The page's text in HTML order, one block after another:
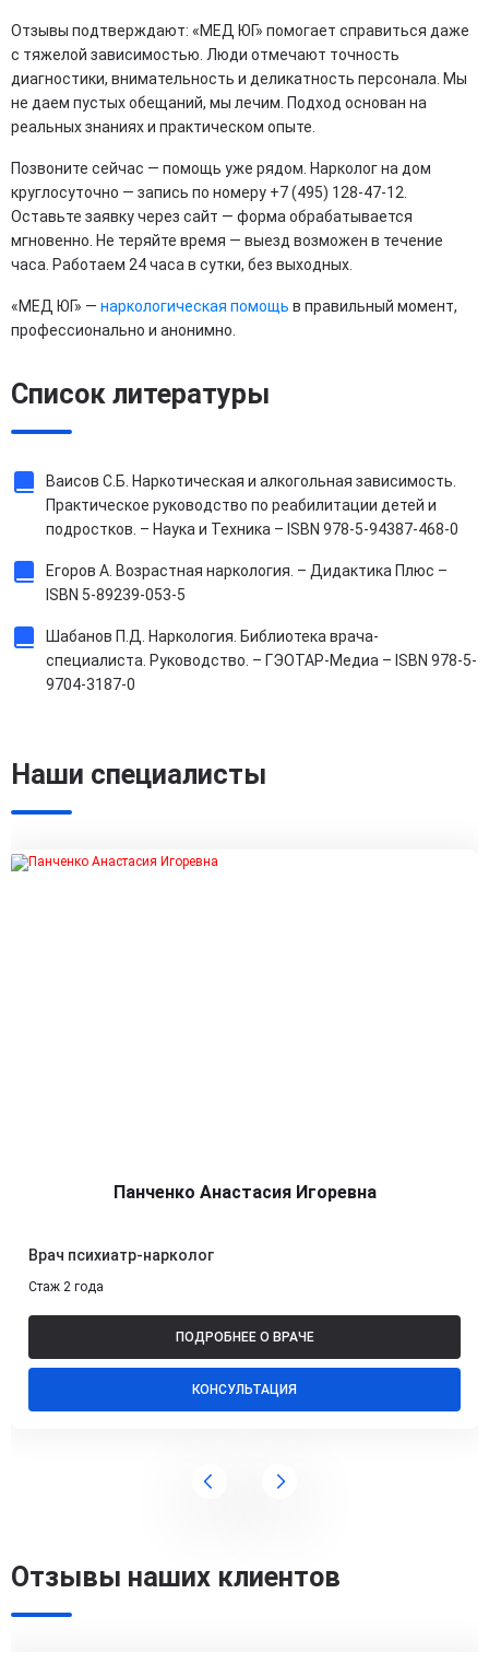
Отзывы подтверждают: «МЕД ЮГ» помогает справиться даже
с тяжелой зависимостью. Люди отмечают точность
диагностики, внимательность и деликатность персонала. Мы
не даем пустых обещаний, мы лечим. Подход основан на
реальных знаниях и практическом опыте.
Позвоните сейчас — помощь уже рядом. Нарколог на дом
круглосуточно — запись по номеру +7 (495) 128-47-12.
Оставьте заявку через сайт — форма обрабатывается
мгновенно. Не теряйте время — выезд возможен в течение
часа. Работаем 24 часа в сутки, без выходных.
«МЕД ЮГ» — наркологическая помощь в правильный момент,
профессионально и анонимно.
Список литературы
Ваисов С.Б. Наркотическая и алкогольная зависимость.
Практическое руководство по реабилитации детей и
подростков. – Наука и Техника – ISBN 978-5-94387-468-0
Егоров А. Возрастная наркология. – Дидактика Плюс –
ISBN 5-89239-053-5
Шабанов П.Д. Наркология. Библиотека врача-
специалиста. Руководство. – ГЭОТАР-Медиа – ISBN 978-5-
9704-3187-0
Наши специалисты
Панченко Анастасия Игоревна
Врач психиатр-нарколог
Стаж 2 года
ПОДРОБНЕЕ О ВРАЧЕ
КОНСУЛЬТАЦИЯ
Отзывы наших клиентов